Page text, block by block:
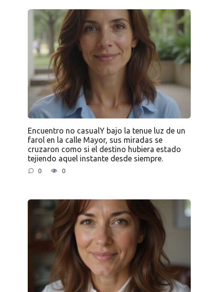
Encuentro no casualY bajo la tenue luz de un
farol en la calle Mayor, sus miradas se
cruzaron como si el destino hubiera estado
tejiendo aquel instante desde siempre.
0 0